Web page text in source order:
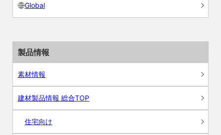
Global
製品情報
素材情報
建材製品情報 総合TOP
住宅向け